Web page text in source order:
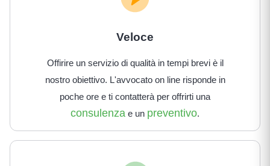
Veloce
Offirire un servizio di qualità in tempi brevi è il
nostro obiettivo. L'avvocato on line risponde in
poche ore e ti contatterà per offrirti una
consulenza e un preventivo.